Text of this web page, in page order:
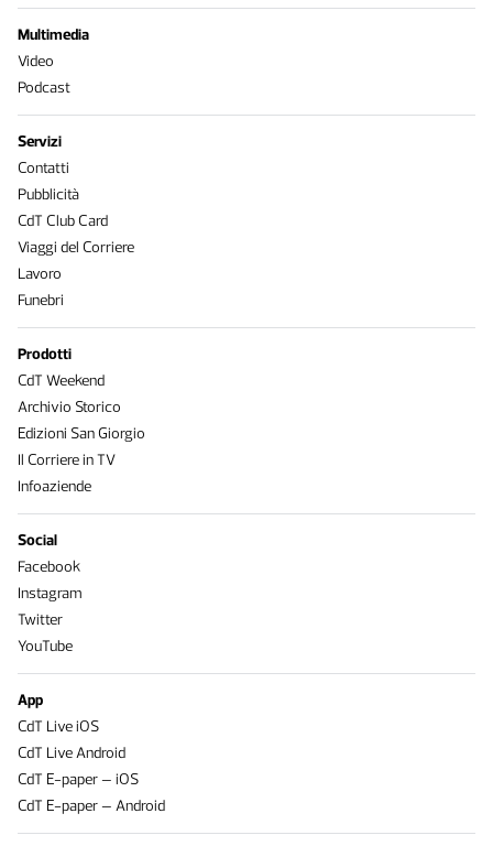
Multimedia
Video
Podcast
Servizi
Contatti
Pubblicità
CdT Club Card
Viaggi del Corriere
Lavoro
Funebri
Prodotti
CdT Weekend
Archivio Storico
Edizioni San Giorgio
Il Corriere in TV
Infoaziende
Social
Facebook
Instagram
Twitter
YouTube
App
CdT Live iOS
CdT Live Android
CdT E-paper – iOS
CdT E-paper – Android